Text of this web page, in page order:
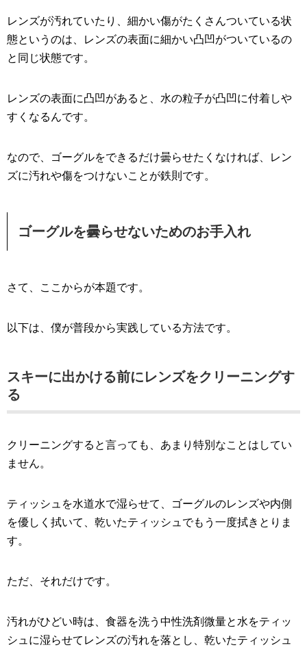
レンズが汚れていたり、細かい傷がたくさんついている状
態というのは、レンズの表面に細かい凸凹がついているの
と同じ状態です。
レンズの表面に凸凹があると、水の粒子が凸凹に付着しや
すくなるんです。
なので、ゴーグルをできるだけ曇らせたくなければ、レン
ズに汚れや傷をつけないことが鉄則です。
ゴーグルを曇らせないためのお手入れ
さて、ここからが本題です。
以下は、僕が普段から実践している方法です。
スキーに出かける前にレンズをクリーニングす
る
クリーニングすると言っても、あまり特別なことはしてい
ません。
ティッシュを水道水で湿らせて、ゴーグルのレンズや内側
を優しく拭いて、乾いたティッシュでもう一度拭きとりま
す。
ただ、それだけです。
汚れがひどい時は、食器を洗う中性洗剤微量と水をティッ
シュに湿らせてレンズの汚れを落とし、乾いたティッシュ